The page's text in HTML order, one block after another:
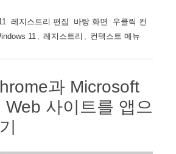
레지스트리 편집 바탕 화면
우클릭 컨
11 레지스트리 컨텍스트 메뉴
과 Microsoft
Web 사이트를 앱으